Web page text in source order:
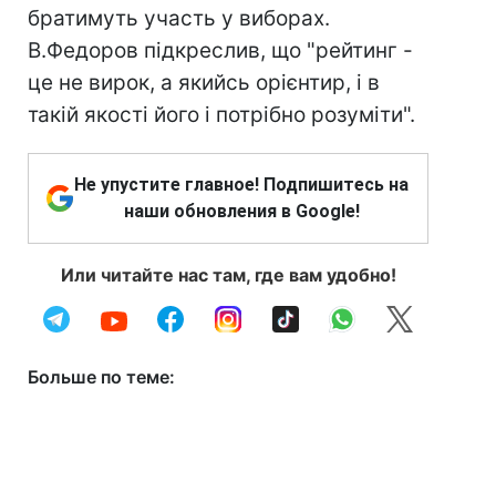
братимуть участь у виборах.
В.Федоров підкреслив, що "рейтинг -
це не вирок, а якийсь орієнтир, і в
такій якості його і потрібно розуміти".
Не упустите главное! Подпишитесь на
наши обновления в Google!
Или читайте нас там, где вам удобно!
Больше по теме: